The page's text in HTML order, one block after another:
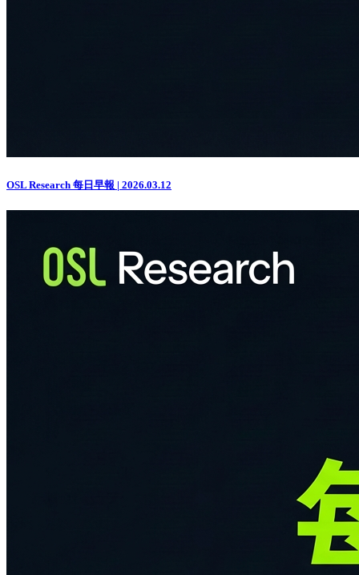
OSL Research 每日早報 | 2026.03.12